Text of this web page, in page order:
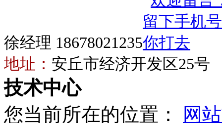
徐经理 18678021235
地址： 安丘市经济开发区25号
技术中心
您当前所在的位置：
网